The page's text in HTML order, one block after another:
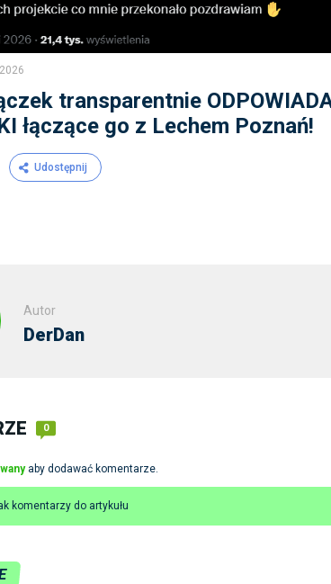
transparentnie
łączące go z Lechem Poznań!
Udostępnij
Autor
DerDan
0
aby dodawać komentarze.
komentarzy do artykułu